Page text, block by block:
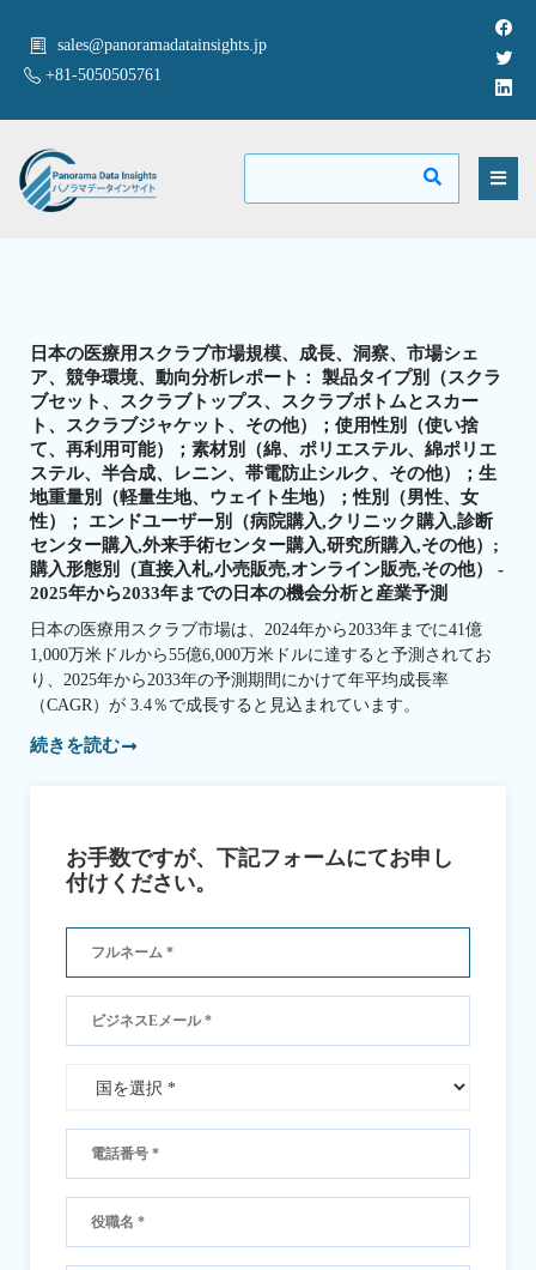
sales@panoramadatainsights.jp
+81-5050505761
日本の医療用スクラブ市場規模、成長、洞察、市場シェ
ア、競争環境、動向分析レポート： 製品タイプ別（スクラ
ブセット、スクラブトップス、スクラブボトムとスカー
ト、スクラブジャケット、その他）；使用性別（使い捨
て、再利用可能）；素材別（綿、ポリエステル、綿ポリエ
ステル、半合成、レニン、帯電防止シルク、その他）；生
地重量別（軽量生地、ウェイト生地）；性別（男性、女
性）； エンドユーザー別（病院購入,クリニック購入,診断
センター購入,外来手術センター購入,研究所購入,その他）;
購入形態別（直接入札,小売販売,オンライン販売,その他） -
2025年から2033年までの日本の機会分析と産業予測
日本の医療用スクラブ市場は、2024年から2033年までに41億
1,000万米ドルから55億6,000万米ドルに達すると予測されてお
り、2025年から2033年の予測期間にかけて年平均成長率
（CAGR）が 3.4％で成長すると見込まれています。
続きを読む
お手数ですが、下記フォームにてお申し
付けください。